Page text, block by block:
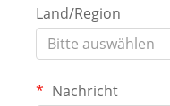
Land/Region
Bitte auswählen
Nachricht